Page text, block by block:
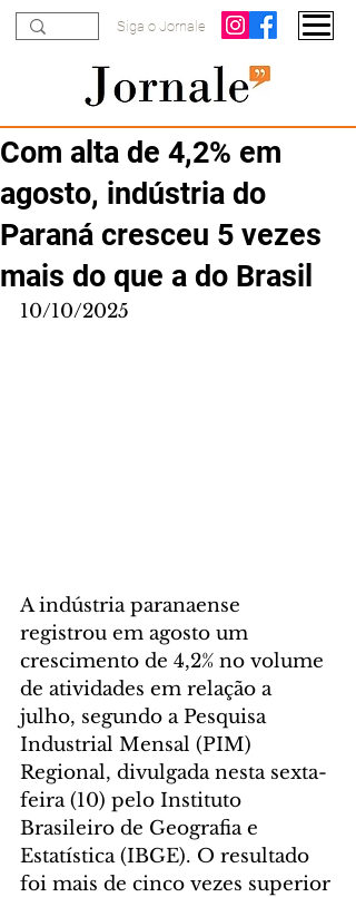
Siga o Jornale
Com alta de 4,2% em
agosto, indústria do
Paraná cresceu 5 vezes
mais do que a do Brasil
10/10/2025
A indústria paranaense
registrou em agosto um
crescimento de 4,2% no volume
de atividades em relação a
julho, segundo a Pesquisa
Industrial Mensal (PIM)
Regional, divulgada nesta sexta-
feira (10) pelo Instituto
Brasileiro de Geografia e
Estatística (IBGE). O resultado
foi mais de cinco vezes superior